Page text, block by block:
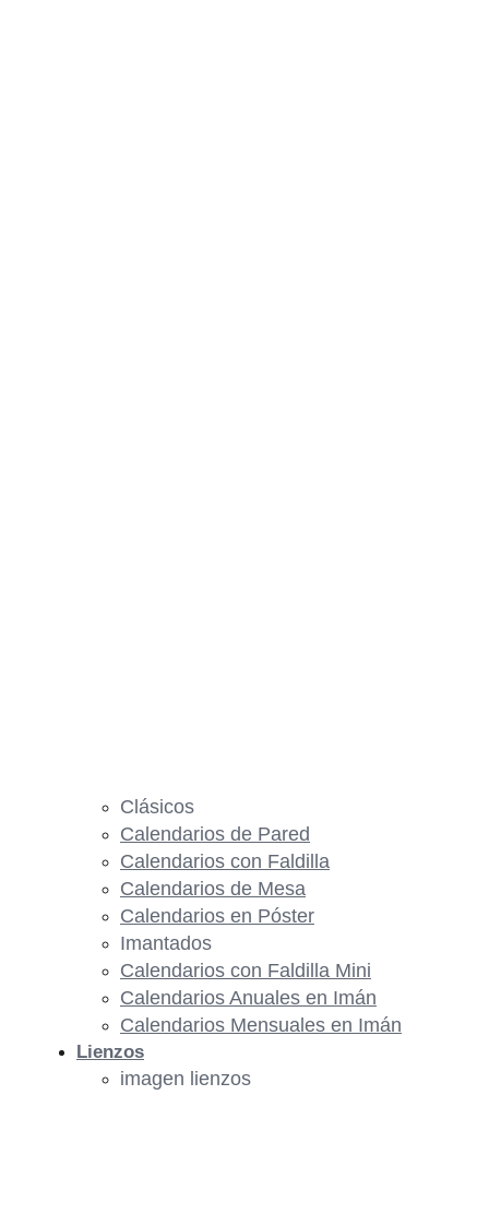
Clásicos
Calendarios de Pared
Calendarios con Faldilla
Calendarios de Mesa
Calendarios en Póster
Imantados
Calendarios con Faldilla Mini
Calendarios Anuales en Imán
Calendarios Mensuales en Imán
Lienzos
imagen lienzos